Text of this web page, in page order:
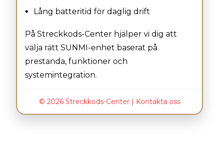
Lång batteritid för daglig drift
På Streckkods-Center hjälper vi dig att
välja rätt SUNMI-enhet baserat på
prestanda, funktioner och
systemintegration.
© 2026 Streckkods-Center | Kontakta oss